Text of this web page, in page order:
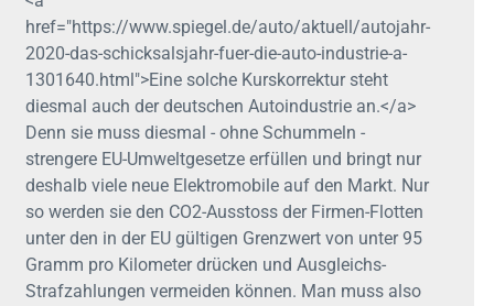
href="https://www.spiegel.de/auto/aktuell/autojahr-
2020-das-schicksalsjahr-fuer-die-auto-industrie-a-
1301640.html">Eine solche Kurskorrektur steht
diesmal auch der deutschen Autoindustrie an.</a>
Denn sie muss diesmal - ohne Schummeln -
strengere EU-Umweltgesetze erfüllen und bringt nur
deshalb viele neue Elektromobile auf den Markt. Nur
so werden sie den CO2-Ausstoss der Firmen-Flotten
unter den in der EU gültigen Grenzwert von unter 95
Gramm pro Kilometer drücken und Ausgleichs-
Strafzahlungen vermeiden können. Man muss also